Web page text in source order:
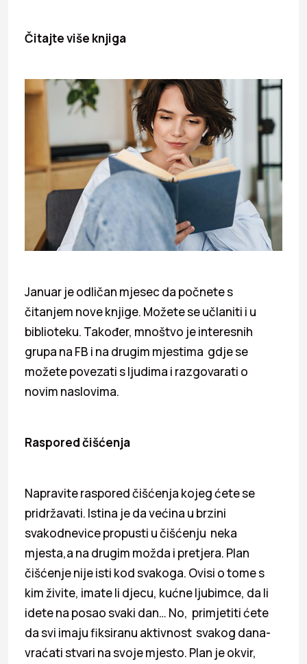
Čitajte više knjiga
Januar je odličan mjesec da počnete s
čitanjem nove knjige. Možete se učlaniti i u
biblioteku. Također, mnoštvo je interesnih
grupa na FB i na drugim mjestima gdje se
možete povezati s ljudima i razgovarati o
novim naslovima.
Raspored čišćenja
Napravite raspored čišćenja kojeg ćete se
pridržavati. Istina je da većina u brzini
svakodnevice propusti u čišćenju neka
mjesta,a na drugim možda i pretjera. Plan
čišćenje nije isti kod svakoga. Ovisi o tome s
kim živite, imate li djecu, kućne ljubimce, da li
idete na posao svaki dan… No, primjetiti ćete
da svi imaju fiksiranu aktivnost svakog dana-
vraćati stvari na svoje mjesto. Plan je okvir,